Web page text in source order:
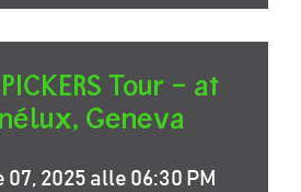
Tour – at
Geneva
2025 alle 06:30 PM